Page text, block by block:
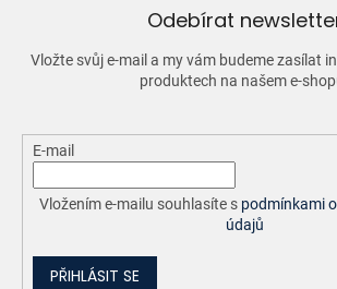
Odebírat
Vložte svůj e-mail a my vám budeme zasílat
produktech na našem e-
E-mail
Vložením e-mailu souhlasíte s podmínkami
údajů
PŘIHLÁSIT SE